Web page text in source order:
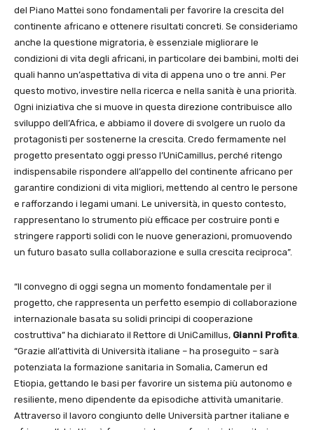
del Piano Mattei sono fondamentali per favorire la crescita del
continente africano e ottenere risultati concreti. Se consideriamo
anche la questione migratoria, è essenziale migliorare le
condizioni di vita degli africani, in particolare dei bambini, molti dei
quali hanno un’aspettativa di vita di appena uno o tre anni. Per
questo motivo, investire nella ricerca e nella sanità è una priorità.
Ogni iniziativa che si muove in questa direzione contribuisce allo
sviluppo dell’Africa, e abbiamo il dovere di svolgere un ruolo da
protagonisti per sostenerne la crescita. Credo fermamente nel
progetto presentato oggi presso l’UniCamillus, perché ritengo
indispensabile rispondere all’appello del continente africano per
garantire condizioni di vita migliori, mettendo al centro le persone
e rafforzando i legami umani. Le università, in questo contesto,
rappresentano lo strumento più efficace per costruire ponti e
stringere rapporti solidi con le nuove generazioni, promuovendo
un futuro basato sulla collaborazione e sulla crescita reciproca”.
“Il convegno di oggi segna un momento fondamentale per il
progetto, che rappresenta un perfetto esempio di collaborazione
internazionale basata su solidi principi di cooperazione
costruttiva” ha dichiarato il Rettore di UniCamillus, Gianni Profita
“Grazie all’attività di Università italiane – ha proseguito – sarà
potenziata la formazione sanitaria in Somalia, Camerun ed
Etiopia, gettando le basi per favorire un sistema più autonomo e
resiliente, meno dipendente da episodiche attività umanitarie.
Attraverso il lavoro congiunto delle Università partner italiane e